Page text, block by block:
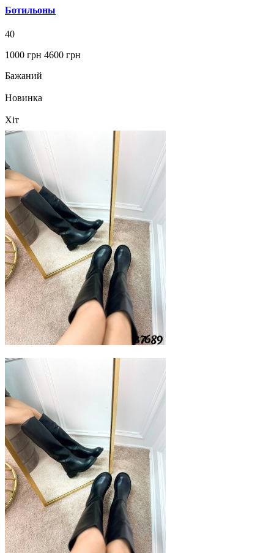
Ботильоны
40
1000 грн 4600 грн
Бажаний
Новинка
Хіт